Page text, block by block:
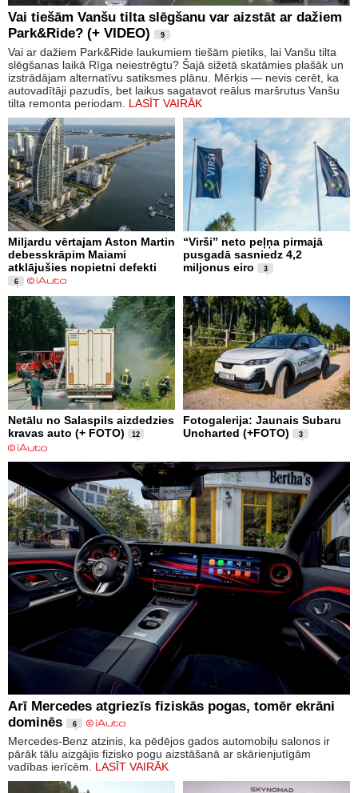
Vai tiešām Vanšu tilta slēgšanu var aizstāt ar dažiem
Park&Ride? (+ VIDEO)
9
Vai ar dažiem Park&Ride laukumiem tiešām pietiks, lai Vanšu tilta
slēgšanas laikā Rīga neiestrēgtu? Šajā sižetā skatāmies plašāk un
izstrādājam alternatīvu satiksmes plānu. Mērķis — nevis cerēt, ka
autovadītāji pazudīs, bet laikus sagatavot reālus maršrutus Vanšu
tilta remonta periodam. LASĪT VAIRĀK
Miljardu vērtajam Aston Martin
debesskrāpim Maiami
atklājušies nopietni defekti
6
“Virši” neto peļņa pirmajā
pusgadā sasniedz 4,2
miljonus eiro
3
Netālu no Salaspils aizdedzies
kravas auto (+ FOTO)
12
Fotogalerija: Jaunais Subaru
Uncharted (+FOTO)
3
Arī Mercedes atgriezīs fiziskās pogas, tomēr ekrāni
dominēs
6
Mercedes-Benz atzinis, ka pēdējos gados automobiļu salonos ir
pārāk tālu aizgājis fizisko pogu aizstāšanā ar skārienjutīgām
vadības ierīcēm. LASĪT VAIRĀK